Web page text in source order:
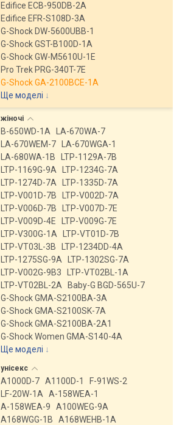
Edifice ECB-950DB-2A
Edifice EFR-S108D-3A
G-Shock DW-5600UBB-1
G-Shock GST-B100D-1A
G-Shock GW-M5610U-1E
Pro Trek PRG-340T-7E
G-Shock GA-2100BCE-1A
Ще моделі ↓
жіночі
B-650WD-1A
LA-670WA-7
LA-670WEM-7
LA-670WGA-1
LA-680WA-1B
LTP-1129A-7B
LTP-1169G-9A
LTP-1234G-7A
LTP-1274D-7A
LTP-1335D-7A
LTP-V001D-7B
LTP-V002D-7A
LTP-V006D-7B
LTP-V007D-7E
LTP-V009D-4E
LTP-V009G-7E
LTP-V300G-1A
LTP-VT01D-7B
LTP-VT03L-3B
LTP-1234DD-4A
LTP-1275SG-9A
LTP-1302SG-7A
LTP-V002G-9B3
LTP-VT02BL-1A
LTP-VT02BL-2A
Baby-G BGD-565U-7
G-Shock GMA-S2100BA-3A
G-Shock GMA-S2100SK-7A
G-Shock GMA-S2100BA-2A1
G-Shock Women GMA-S140-4A
Ще моделі ↓
унісекс
A1000D-7 A1100D-1
F-91WS-2
LF-20W-1A
A-158WEA-1
A-158WEA-9
A100WEG-9A
A168WGG-1B
A168WEHB-1A